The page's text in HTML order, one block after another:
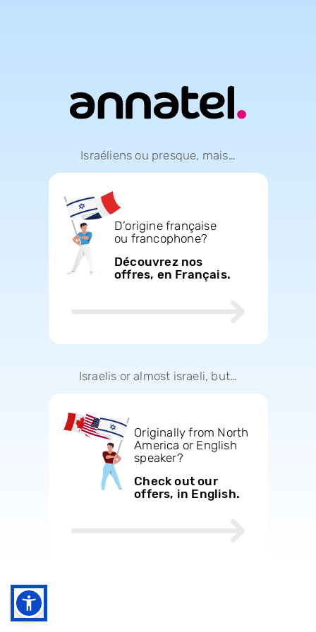
Israéliens ou presque, mais…
D’origine française
ou francophone?
Découvrez nos
offres, en Français.
Israelis or almost israeli, but…
Originally from North
America or English
speaker?
Check out our
offers, in English.